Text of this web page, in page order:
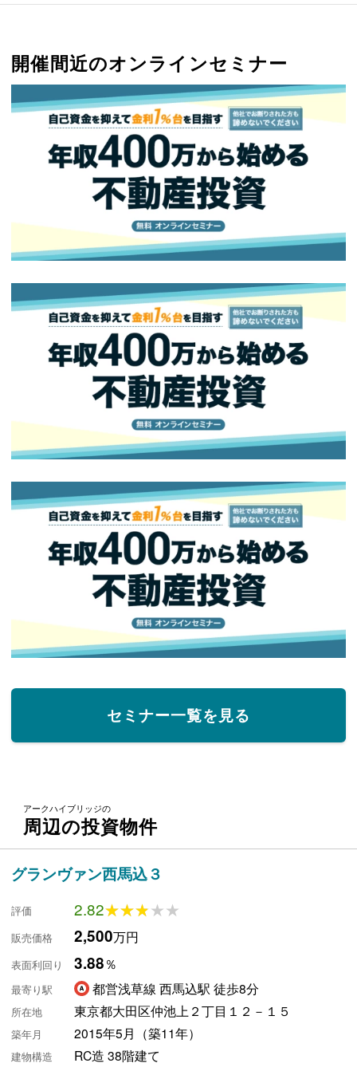
開催間近のオンラインセミナー
セミナー一覧を見る
アークハイブリッジの
周辺の投資物件
グランヴァン西馬込３
評価 2.82★★★★★
★★★★★
販売価格 2,500万円
表面利回り 3.88％
最寄り駅 都営浅草線 西馬込駅 徒歩8分
所在地 東京都大田区仲池上２丁目１２－１５
築年月 2015年5月（築11年）
建物構造 RC造 38階建て